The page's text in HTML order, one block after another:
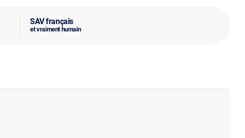
SAV français
et vraiment humain